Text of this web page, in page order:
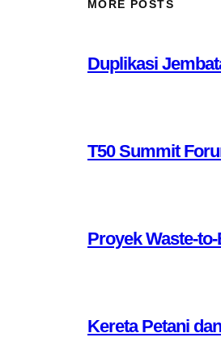
MORE POSTS
Duplikasi
T50 Summit
Proyek Waste-
Kereta Petani